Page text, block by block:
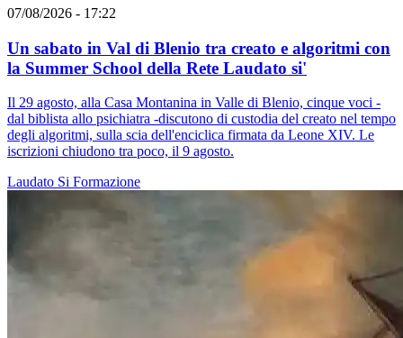
07/08/2026 - 17:22
Un sabato in Val di Blenio tra creato e algoritmi con
la Summer School della Rete Laudato si'
Il 29 agosto, alla Casa Montanina in Valle di Blenio, cinque voci -
dal biblista allo psichiatra -discutono di custodia del creato nel tempo
degli algoritmi, sulla scia dell'enciclica firmata da Leone XIV. Le
iscrizioni chiudono tra poco, il 9 agosto.
Laudato Si Formazione